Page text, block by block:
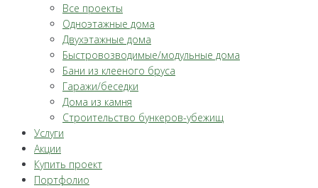
Все проекты
Одноэтажные дома
Двухэтажные дома
Быстровозводимые/модульные дома
Бани из клееного бруса
Гаражи/беседки
Дома из камня
Строительство бункеров-убежищ
Услуги
Акции
Купить проект
Портфолио